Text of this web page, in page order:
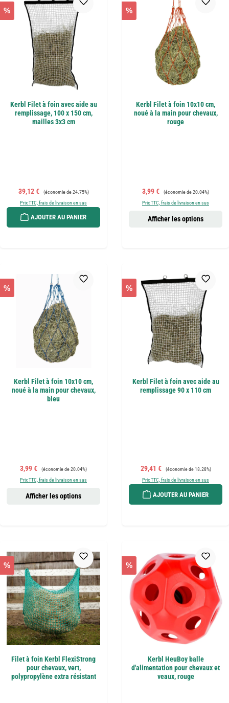
%
Kerbl Filet à foin avec aide au
remplissage, 100 x 150 cm,
mailles 3x3 cm
Prix de vente :
39,12 € Prix régulier :
(économie de 24.75%)
Prix TTC, frais de livraison en sus
AJOUTER AU PANIER
%
Kerbl Filet à foin 10x10 cm,
noué à la main pour chevaux,
rouge
Prix de vente :
3,99 € Prix régulier :
(économie de 20.04%)
Prix TTC, frais de livraison en sus
Afficher les options
%
Kerbl Filet à foin 10x10 cm,
noué à la main pour chevaux,
bleu
Prix de vente :
3,99 € Prix régulier :
(économie de 20.04%)
Prix TTC, frais de livraison en sus
Afficher les options
%
Kerbl Filet à foin avec aide au
remplissage 90 x 110 cm
Prix de vente :
29,41 € Prix régulier :
(économie de 18.28%)
Prix TTC, frais de livraison en sus
AJOUTER AU PANIER
%
Filet à foin Kerbl FlexiStrong
pour chevaux, vert,
polypropylène extra résistant
%
Kerbl HeuBoy balle
d'alimentation pour chevaux et
veaux, rouge